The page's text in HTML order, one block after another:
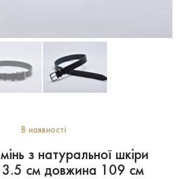
В наявності
з натуральної шкіри
см довжина 109 см